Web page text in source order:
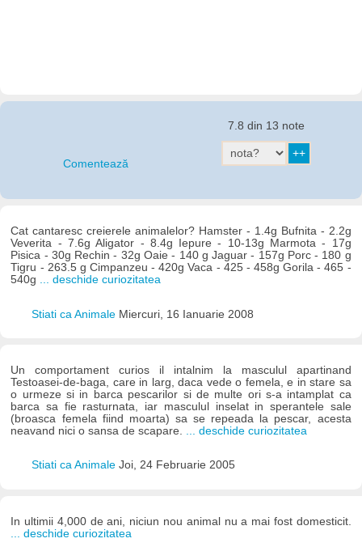
Comentează
7.8 din 13 note
Cat cantaresc creierele animalelor? Hamster - 1.4g Bufnita - 2.2g
Veverita - 7.6g Aligator - 8.4g Iepure - 10-13g Marmota - 17g
Pisica - 30g Rechin - 32g Oaie - 140 g Jaguar - 157g Porc - 180 g
Tigru - 263.5 g Cimpanzeu - 420g Vaca - 425 - 458g Gorila - 465 -
540g ... deschide curiozitatea
Stiati ca Animale Miercuri, 16 Ianuarie 2008
Un comportament curios il intalnim la masculul apartinand
Testoasei-de-baga, care in larg, daca vede o femela, e in stare sa
o urmeze si in barca pescarilor si de multe ori s-a intamplat ca
barca sa fie rasturnata, iar masculul inselat in sperantele sale
(broasca femela fiind moarta) sa se repeada la pescar, acesta
neavand nici o sansa de scapare. ... deschide curiozitatea
Stiati ca Animale Joi, 24 Februarie 2005
In ultimii 4,000 de ani, niciun nou animal nu a mai fost domesticit.
... deschide curiozitatea